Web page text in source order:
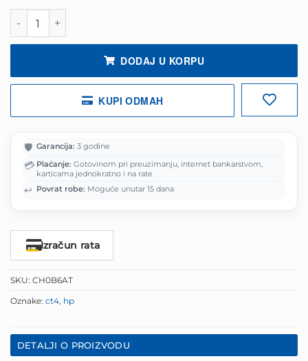
Laptop HP ProBook 4 G1iR 16" FHD 16GB/512GB količina
DODAJ U KORPU
KUPI ODMAH
🛡️ Garancija: 3 godine
💳 Plaćanje: Gotovinom pri preuzimanju, internet bankarstvom,
karticama jednokratno i na rate
↩️ Povrat robe: Moguće unutar 15 dana
Izračun rata
SKU: CH0B6AT
Oznake: ct4, hp
DETALJI O PROIZVODU